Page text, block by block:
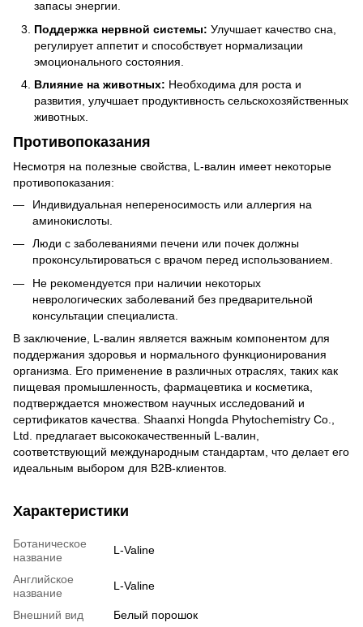
запасы энергии.
Поддержка нервной системы: Улучшает качество сна,
регулирует аппетит и способствует нормализации
эмоционального состояния.
Влияние на животных: Необходима для роста и
развития, улучшает продуктивность сельскохозяйственных
животных.
Противопоказания
Несмотря на полезные свойства, L-валин имеет некоторые
противопоказания:
Индивидуальная непереносимость или аллергия на
аминокислоты.
Люди с заболеваниями печени или почек должны
проконсультироваться с врачом перед использованием.
Не рекомендуется при наличии некоторых
неврологических заболеваний без предварительной
консультации специалиста.
В заключение, L-валин является важным компонентом для
поддержания здоровья и нормального функционирования
организма. Его применение в различных отраслях, таких как
пищевая промышленность, фармацевтика и косметика,
подтверждается множеством научных исследований и
сертификатов качества. Shaanxi Hongda Phytochemistry Co.,
Ltd. предлагает высококачественный L-валин,
соответствующий международным стандартам, что делает его
идеальным выбором для B2B-клиентов.
Характеристики
Ботаническое
название
L-Valine
Английское
название
L-Valine
Внешний вид
Белый порошок